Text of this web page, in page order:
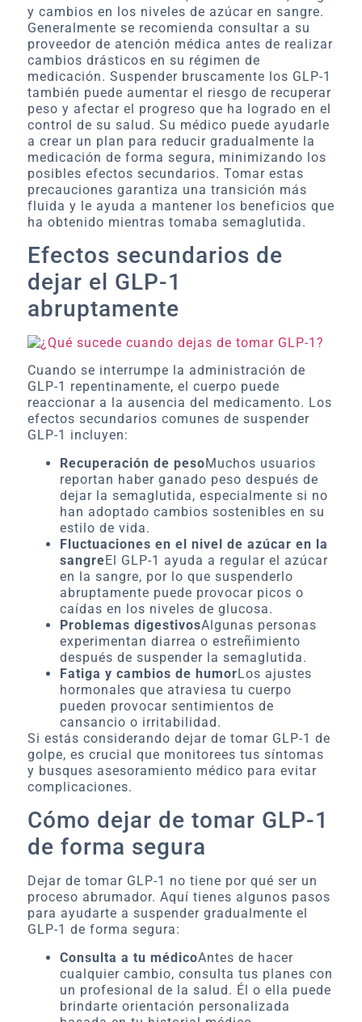
y cambios en los niveles de azúcar en sangre.
Generalmente se recomienda consultar a su
proveedor de atención médica antes de realizar
cambios drásticos en su régimen de
medicación. Suspender bruscamente los GLP-1
también puede aumentar el riesgo de recuperar
peso y afectar el progreso que ha logrado en el
control de su salud. Su médico puede ayudarle
a crear un plan para reducir gradualmente la
medicación de forma segura, minimizando los
posibles efectos secundarios. Tomar estas
precauciones garantiza una transición más
fluida y le ayuda a mantener los beneficios que
ha obtenido mientras tomaba semaglutida.
Efectos secundarios de
dejar el GLP-1
abruptamente
Cuando se interrumpe la administración de
GLP-1 repentinamente, el cuerpo puede
reaccionar a la ausencia del medicamento. Los
efectos secundarios comunes de suspender
GLP-1 incluyen:
Recuperación de pesoMuchos usuarios
reportan haber ganado peso después de
dejar la semaglutida, especialmente si no
han adoptado cambios sostenibles en su
estilo de vida.
Fluctuaciones en el nivel de azúcar en la
sangreEl GLP-1 ayuda a regular el azúcar
en la sangre, por lo que suspenderlo
abruptamente puede provocar picos o
caídas en los niveles de glucosa.
Problemas digestivosAlgunas personas
experimentan diarrea o estreñimiento
después de suspender la semaglutida.
Fatiga y cambios de humorLos ajustes
hormonales que atraviesa tu cuerpo
pueden provocar sentimientos de
cansancio o irritabilidad.
Si estás considerando dejar de tomar GLP-1 de
golpe, es crucial que monitorees tus síntomas
y busques asesoramiento médico para evitar
complicaciones.
Cómo dejar de tomar GLP-1
de forma segura
Dejar de tomar GLP-1 no tiene por qué ser un
proceso abrumador. Aquí tienes algunos pasos
para ayudarte a suspender gradualmente el
GLP-1 de forma segura:
Consulta a tu médicoAntes de hacer
cualquier cambio, consulta tus planes con
un profesional de la salud. Él o ella puede
brindarte orientación personalizada